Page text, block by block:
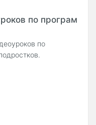
по програм
по